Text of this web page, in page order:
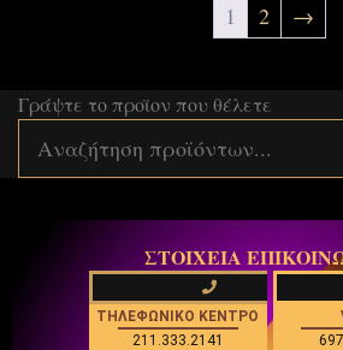
1 2 →
Γράψτε το προϊον που θέλετε
ΣΤΟΙΧΕΙΑ
ΤΗΛΕΦΩΝΙΚΟ ΚΕΝΤΡΟ
211.333.2141